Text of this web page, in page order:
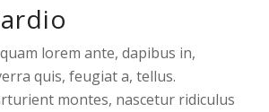
lorem ante, dapibus in,
quis, feugiat a, tellus.
montes, nascetur ridiculus